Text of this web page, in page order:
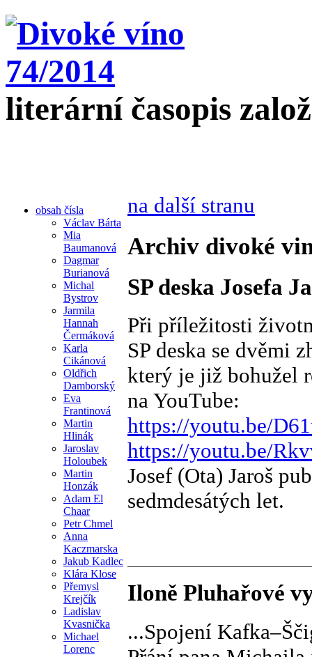
literární časopis
obsah čísla
Václav Bárta
Mia
Baumanová
Dagmar
Burianová
Michal
Bystrov
Jarmila
Hannah
Čermáková
Karla
Cikánová
Oldřich
Damborský
Eva
Frantinová
Martin
Hlinák
Jaroslav
Holoubek
Martin
Honzák
Adam El
Chaar
Petr Chmel
Anna
Kaczmarska
Jakub Kadlec
Klára Klose
Přemysl
Krejčík
Ladislav
Kvasnička
Michael
Lorenc
na další stranu
Archiv divoké
SP deska Josefa
Při příležitosti
SP deska se dvěmi
který je již bohužel
na YouTube:
https://youtu.be/
https://youtu.be/
Josef (Ota) Jaroš
sedmdesátých let.
Iloně Pluhařové
...Spojení